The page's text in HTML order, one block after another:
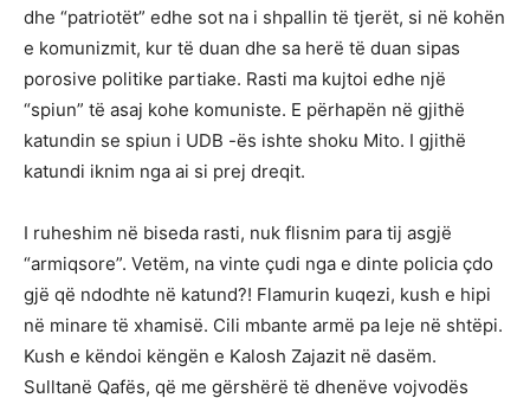
dhe “patriotët” edhe sot na i shpallin të tjerët, si në kohën
e komunizmit, kur të duan dhe sa herë të duan sipas
porosive politike partiake. Rasti ma kujtoi edhe një
“spiun” të asaj kohe komuniste. E përhapën në gjithë
katundin se spiun i UDB -ës ishte shoku Mito. I gjithë
katundi iknim nga ai si prej dreqit.
I ruheshim në biseda rasti, nuk flisnim para tij asgjë
“armiqsore”. Vetëm, na vinte çudi nga e dinte policia çdo
gjë që ndodhte në katund?! Flamurin kuqezi, kush e hipi
në minare të xhamisë. Cili mbante armë pa leje në shtëpi.
Kush e këndoi këngën e Kalosh Zajazit në dasëm.
Sulltanë Qafës, që me gërshërë të dhenëve vojvodës